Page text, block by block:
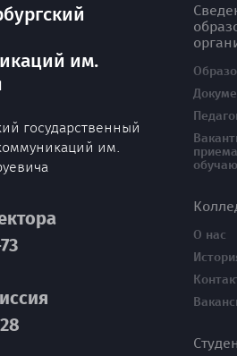
им.
государственный
им.
О нас